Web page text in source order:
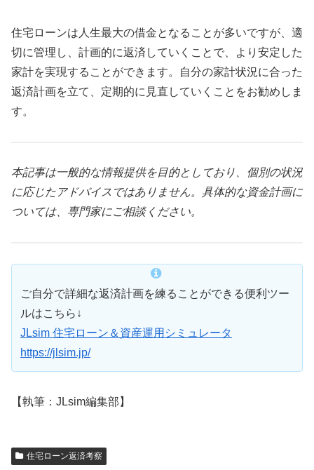
住宅ローンは人生最大の借金となることが多いですが、適
切に管理し、計画的に返済していくことで、より安定した
家計を実現することができます。自分の家計状況に合った
返済計画を立て、定期的に見直していくことをお勧めしま
す。
本記事は一般的な情報提供を目的としており、個別の状況
に応じたアドバイスではありません。具体的な資金計画に
ついては、専門家にご相談ください。
ご自分で詳細な返済計画を練ることができる便利ツー
ルはこちら↓
JLsim 住宅ローン＆資産運用シミュレータ
https://jlsim.jp/
【執筆：JLsim編集部】
住宅ローン返済考察